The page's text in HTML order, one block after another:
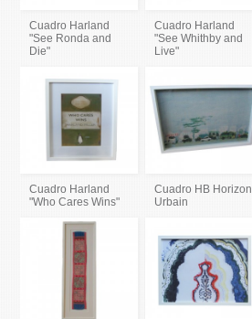
Cuadro Harland
"See Ronda and
Die"
Cuadro Harland
"See Whithby and
Live"
Cuadro Harland
"Who Cares Wins"
Cuadro HB Horizon
Urbain